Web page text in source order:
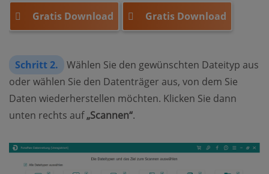
Gratis Download Gratis Download
Schritt 2.
Wählen Sie den gewünschten Dateityp aus
oder wählen Sie den Datenträger aus, von dem Sie
Daten wiederherstellen möchten. Klicken Sie dann
unten rechts auf„Scannen“.